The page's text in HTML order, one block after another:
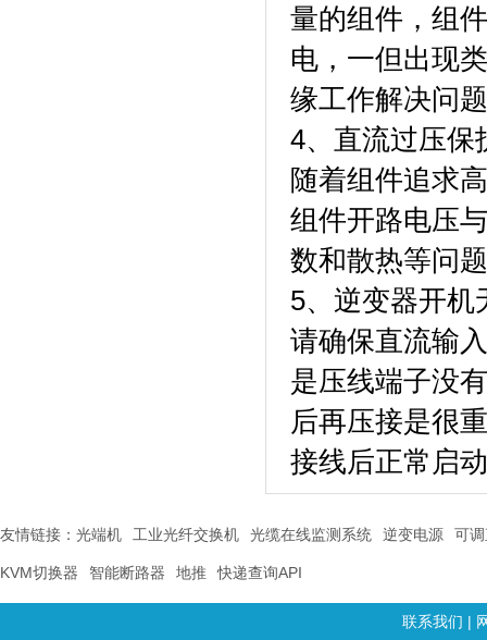
量的组件，组
电，一但出现
缘工作解决问
4、直流过压保
随着组件追求
组件开路电压
数和散热等问
5、逆变器开机
请确保直流输
是压线端子没
后再压接是很
接线后正常启
友情链接： 光端机 工业光纤交换机 光缆在线监测系统 逆变电源 可
KVM切换器 智能断路器 地推 快递查询API
联系我们 |